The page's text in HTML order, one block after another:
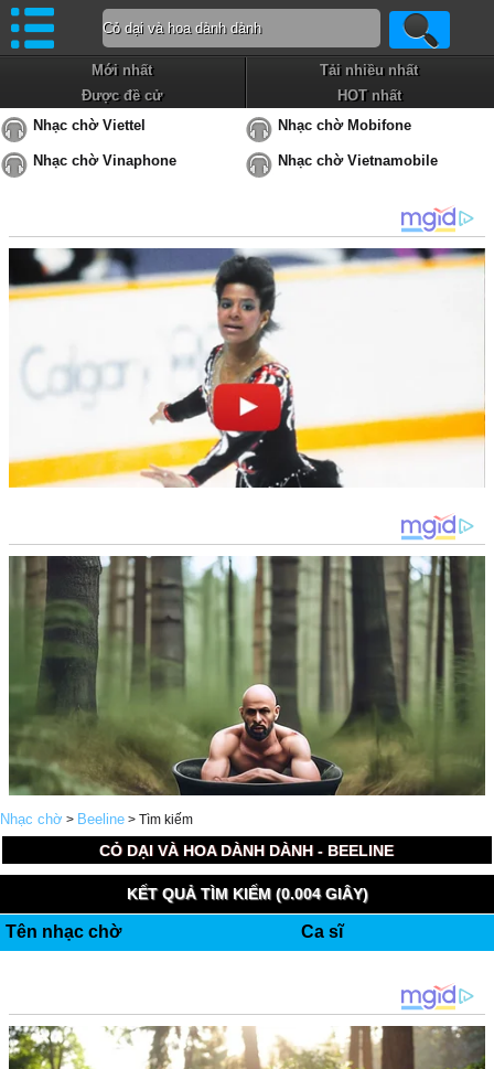
Mới nhất
Tải nhiều nhất
Được đề cử
HOT nhất
Nhạc chờ Viettel
Nhạc chờ Mobifone
Nhạc chờ Vinaphone Nhạc chờ Vietnamobile
Nhạc chờ > Beeline > Tìm kiếm
CỎ DẠI VÀ HOA DÀNH DÀNH - BEELINE
KẾT QUẢ TÌM KIẾM (0.004 GIÂY)
Tên nhạc chờ Ca sĩ